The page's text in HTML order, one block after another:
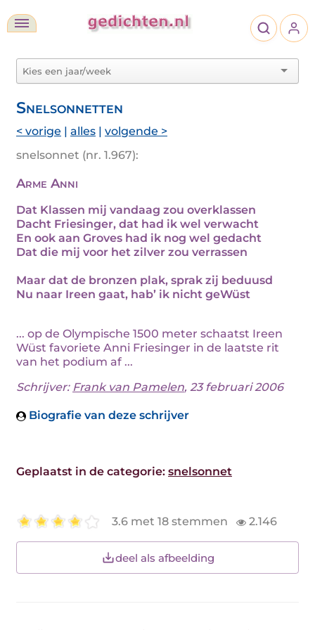
Snelsonnetten
< vorige | alles | volgende >
snelsonnet (nr. 1.967):
Arme Anni
Dat Klassen mij vandaag zou overklassen
Dacht Friesinger, dat had ik wel verwacht
En ook aan Groves had ik nog wel gedacht
Dat die mij voor het zilver zou verrassen
Maar dat de bronzen plak, sprak zij beduusd
Nu naar Ireen gaat, hab’ ik nicht geWüst
... op de Olympische 1500 meter schaatst Ireen
Wüst favoriete Anni Friesinger in de laatste rit
van het podium af ...
Schrijver: Frank van Pamelen, 23 februari 2006
Biografie van deze schrijver
Geplaatst in de categorie: snelsonnet
3.6 met 18 stemmen 2.146
deel als afbeelding